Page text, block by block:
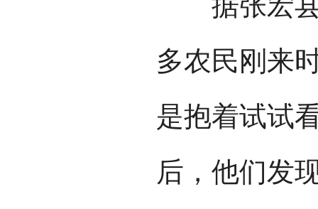
多农民刚来
是抱着试试
后，他们发